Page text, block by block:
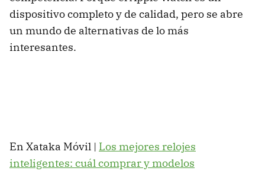
dispositivo completo y de calidad, pero se abre
un mundo de alternativas de lo más
interesantes.
En Xataka Móvil | Los mejores relojes
inteligentes: cuál comprar y modelos